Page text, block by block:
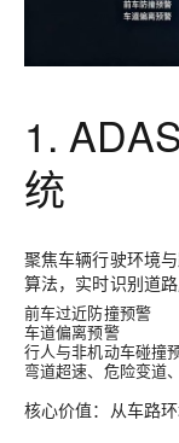
1.
统
聚焦车辆行驶环境
算法，实时识别道路
前车过近防撞预警
车道偏离预警
行人与非机动车碰撞
弯道超速、危险变道
核心价值：从车路